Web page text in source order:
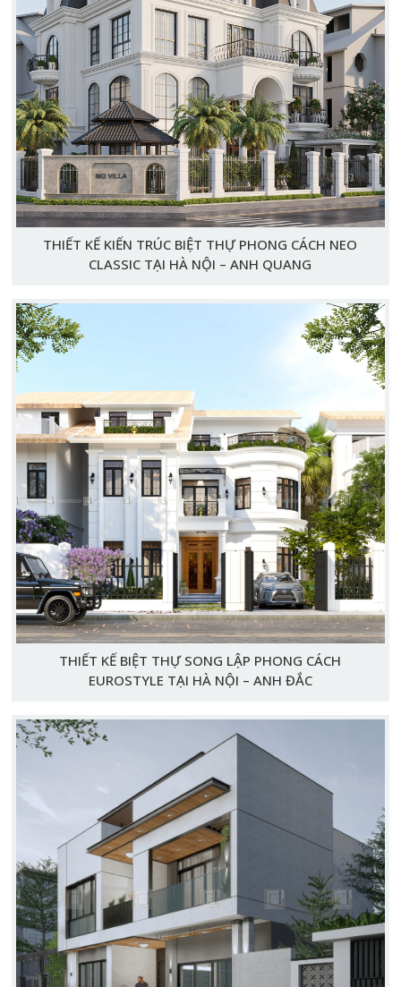
THIẾT KẾ KIẾN TRÚC BIỆT THỰ PHONG CÁCH NEO
CLASSIC TẠI HÀ NỘI – ANH QUANG
THIẾT KẾ BIỆT THỰ SONG LẬP PHONG CÁCH
EUROSTYLE TẠI HÀ NỘI – ANH ĐẮC